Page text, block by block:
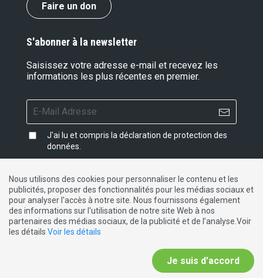
Faire un don
S'abonner à la newsletter
Saisissez votre adresse e-mail et recevez les
informations les plus récentes en premier.
J'ai lu et compris la déclaration de protection des
données
Impressum| Protection des données|Contact
DE FR IT
Nous utilisons des cookies pour personnaliser le contenu et les
publicités, proposer des fonctionnalités pour les médias sociaux et
pour analyser l'accès à notre site. Nous fournissons également
des informations sur l'utilisation de notre site Web à nos
partenaires des médias sociaux, de la publicité et de l’analyse.Voir
les détails Voir les détails
Je suis d'accord